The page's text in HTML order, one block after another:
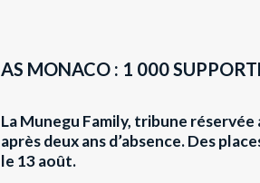
AS MONACO : 1 000
La Munegu Family, tribune
après deux ans d’absence. Des
le 13 août.